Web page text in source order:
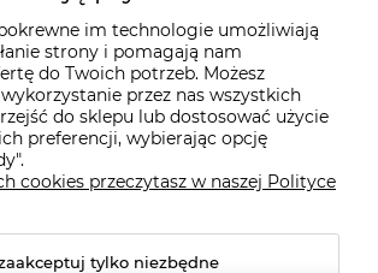
Serwis
im technologie umożliwiają
strony i pomagają nam
do Twoich potrzeb. Możesz
przez nas wszystkich
do sklepu lub dostosować użycie
preferencji, wybierając opcję
cookies przeczytasz w naszej Polityce
tylko niezbędne